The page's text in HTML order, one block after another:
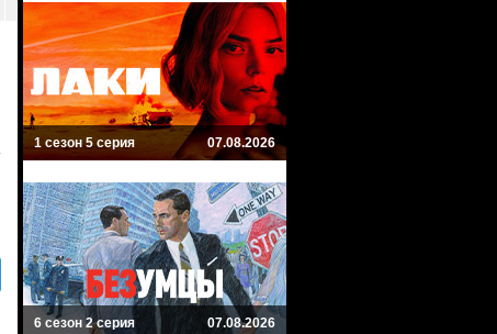
1 сезон 5 серия 07.08.2026
6 сезон 2 серия 07.08.2026